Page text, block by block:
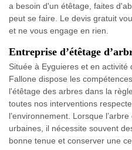
a besoin d'un étêtage, faites
peut se faire. Le devis gratuit
et ne vous engage en rien.
Entreprise d’étêtage
Située à Eyguieres et en activité
Fallone dispose les
l'étêtage des arbres dans la
toutes nos interventions
l’environnement. Lorsque
urbaines, il nécessite souvent
bonne tenue et conserver une